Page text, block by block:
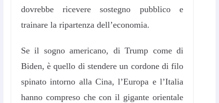
dovrebbe ricevere sostegno pubblico e
trainare la ripartenza dell’economia.
Se il sogno americano, di Trump come di
Biden, è quello di stendere un cordone di filo
spinato intorno alla Cina, l’Europa e l’Italia
hanno compreso che con il gigante orientale